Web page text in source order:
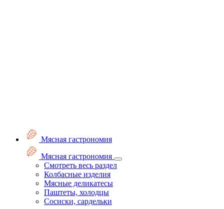
Мясная гастрономия
Мясная гастрономия
Смотреть весь раздел
Колбасные изделия
Мясные деликатесы
Паштеты, холодцы
Сосиски, сардельки